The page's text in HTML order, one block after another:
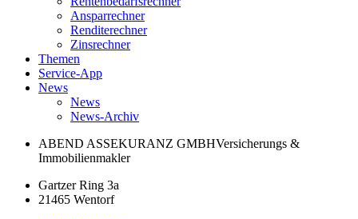
Ansparrechner
Renditerechner
Zinsrechner
Themen
Service-App
News
News
News-Archiv
ABEND ASSEKURANZ GMBHVersicherungs &
Immobilienmakler
Gartzer Ring 3a
21465 Wentorf